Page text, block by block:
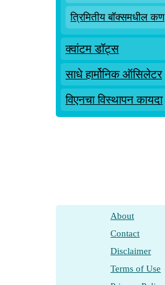
त्रिमितीय बॉक्समधील कण
क्वांटम डॉट्स
साधे हार्मोनिक ऑसिलेटर
विएनचा विस्थापन कायदा
About
Contact
Disclaimer
Terms of Use